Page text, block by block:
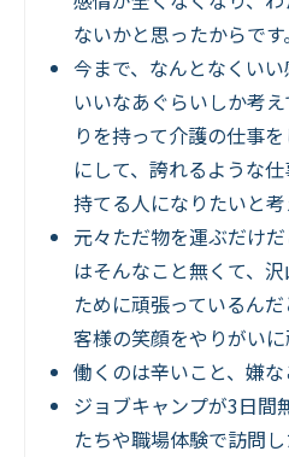
ないかと思ったからです。
今まで、なんとなくい
いいなあぐらいしか考
りを持って介護の仕事
にして、誇れるような
持てる人になりたいと考
元々ただ物を運ぶだけ
はそんなこと無くて、
ために頑張っているん
客様の笑顔をやりがいに
働くのは辛いこと、嫌
ジョブキャンプが3日間
たちや職場体験で訪問